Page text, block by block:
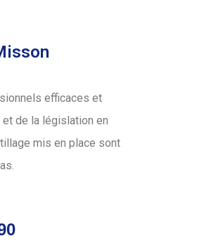
efficaces et
et de la législation en
mis en place sont